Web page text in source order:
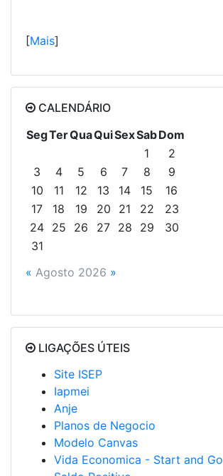
[Mais]
CALENDÁRIO
« Agosto 2026 »
SegTerQuaQuiSexSabDom
1
2
3
4 5 6 7 8
9
10
11 12 13 14 15
16
17
18 19 20 21 22
23
24 25 26 27 28 29
30
31
LIGAÇÕES ÚTEIS
Site ISEP
Iapmei
Anje
Planos de Negocio
Modelo Canvas
Vida Economica - Start and Go